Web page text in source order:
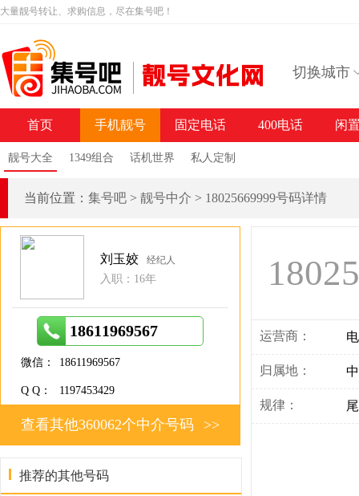
大量靓号转让、求购信息，尽在集号吧！
切换城市
首页 手机靓号
靓号大全 1349组合 话机世界 私人定制
固定电话 400电话 闲
当前位置： 集号吧 > 靓号中介 > 18025669999号码详情
运营商：
归属地：
规律：
刘玉姣 经纪人
入职：16年
18611969567
微信： 18611969567
Q Q： 1197453429
>>
查看其他360062个中介号码
推荐的其他号码